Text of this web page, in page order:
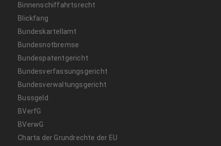
Binnenschiffahrtsrecht
Blickfang
Bundeskartellamt
Bundesnotbremse
Bundespatentgericht
Bundesverfassungsgericht
Bundesverwaltungsgericht
Bussgeld
BVerfG
BVerwG
Charta der Grundrechte der EU